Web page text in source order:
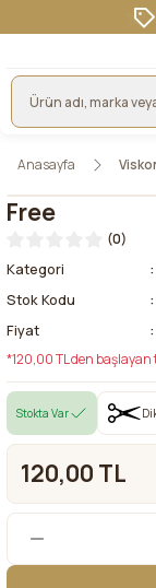
Anasayfa
Free
(0)
Kategori
Stok Kodu
Fiyat
*120,00 TL den başlayan
Stokta Var
120,00 TL